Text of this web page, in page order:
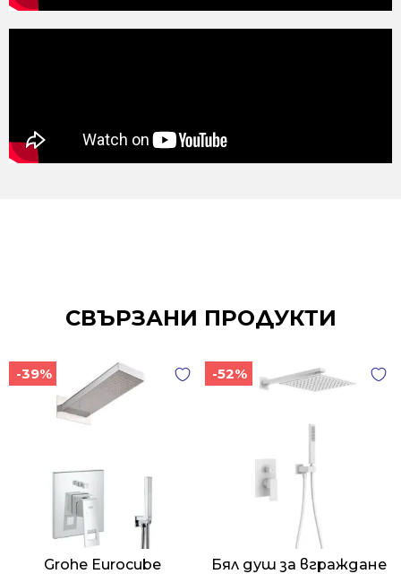
СВЪРЗАНИ ПРОДУКТИ
-39%
Grohe Eurocube
-52%
Бял душ за вграждане